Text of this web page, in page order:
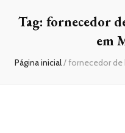
Tag: fornecedor
em
Página inicial/fornecedor de